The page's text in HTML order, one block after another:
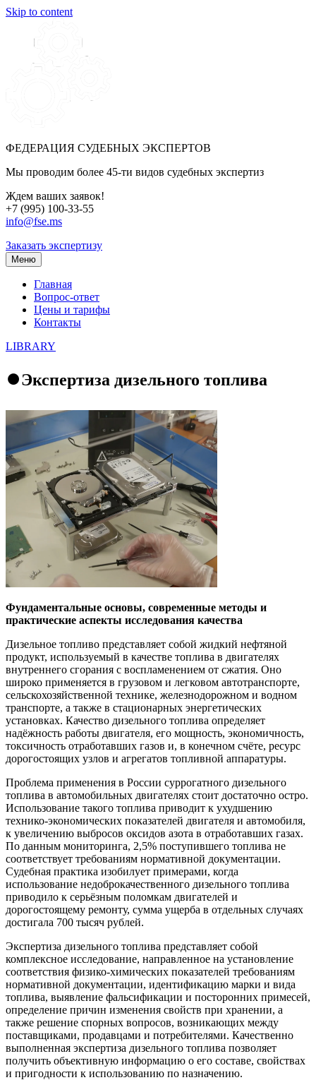
Skip to content
ФЕДЕРАЦИЯ СУДЕБНЫХ ЭКСПЕРТОВ
Мы проводим более 45-ти видов судебных экспертиз
Ждем ваших заявок!
+7 (995) 100-33-55
info@fse.ms
Заказать экспертизу
Меню
Главная
Вопрос-ответ
Цены и тарифы
Контакты
LIBRARY
⏺️Экспертиза дизельного топлива
Фундаментальные основы, современные методы и
практические аспекты исследования качества
Дизельное топливо представляет собой жидкий нефтяной
продукт, используемый в качестве топлива в двигателях
внутреннего сгорания с воспламенением от сжатия. Оно
широко применяется в грузовом и легковом автотранспорте,
сельскохозяйственной технике, железнодорожном и водном
транспорте, а также в стационарных энергетических
установках. Качество дизельного топлива определяет
надёжность работы двигателя, его мощность, экономичность,
токсичность отработавших газов и, в конечном счёте, ресурс
дорогостоящих узлов и агрегатов топливной аппаратуры.
Проблема применения в России суррогатного дизельного
топлива в автомобильных двигателях стоит достаточно остро.
Использование такого топлива приводит к ухудшению
технико-экономических показателей двигателя и автомобиля,
к увеличению выбросов оксидов азота в отработавших газах.
По данным мониторинга, 2,5% поступившего топлива не
соответствует требованиям нормативной документации.
Судебная практика изобилует примерами, когда
использование недоброкачественного дизельного топлива
приводило к серьёзным поломкам двигателей и
дорогостоящему ремонту, сумма ущерба в отдельных случаях
достигала 700 тысяч рублей.
Экспертиза дизельного топлива представляет собой
комплексное исследование, направленное на установление
соответствия физико-химических показателей требованиям
нормативной документации, идентификацию марки и вида
топлива, выявление фальсификации и посторонних примесей,
определение причин изменения свойств при хранении, а
также решение спорных вопросов, возникающих между
поставщиками, продавцами и потребителями. Качественно
выполненная экспертиза дизельного топлива позволяет
получить объективную информацию о его составе, свойствах
и пригодности к использованию по назначению.